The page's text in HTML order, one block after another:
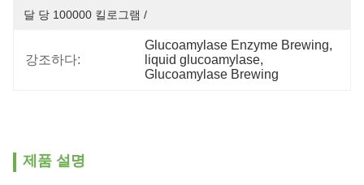
달 당 100000 킬로그램 /
강조하다:
Glucoamylase Enzyme Brewing,
liquid glucoamylase,
Glucoamylase Brewing
제품 설명